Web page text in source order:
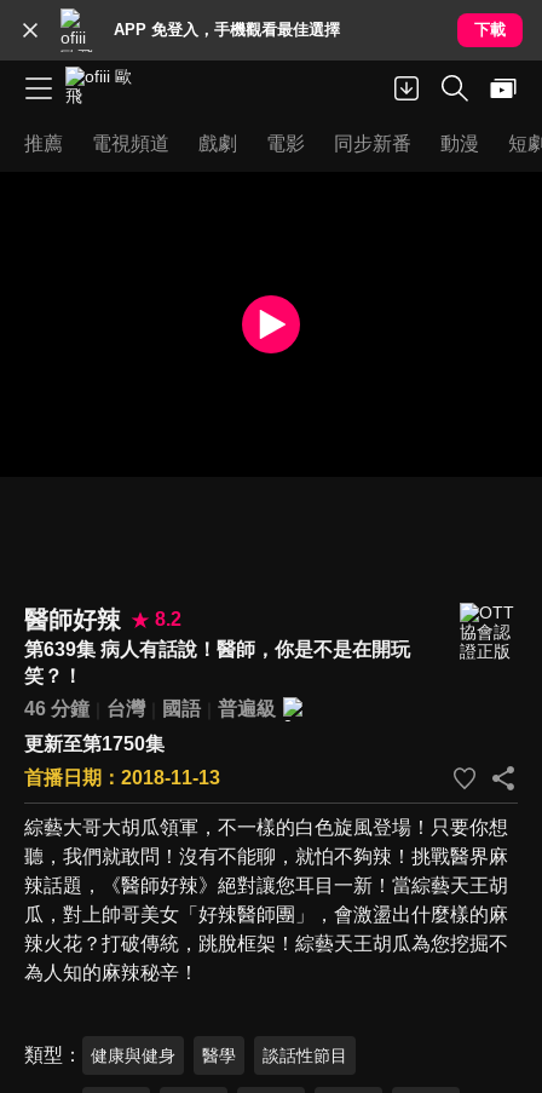
APP 免登入，手機觀看最佳選擇 下載
推薦 電視頻道 戲劇 電影 同步新番 動漫 短
醫師好辣
8.2
第639集 病人有話說！醫師，你是不是在開玩
笑？！
46 分鐘
台灣 國語
普遍級
更新至第1750集
首播日期：2018-11-13
綜藝大哥大胡瓜領軍，不一樣的白色旋風登場！只要你想
聽，我們就敢問！沒有不能聊，就怕不夠辣！挑戰醫界麻
辣話題，《醫師好辣》絕對讓您耳目一新！當綜藝天王胡
瓜，對上帥哥美女「好辣醫師團」，會激盪出什麼樣的麻
辣火花？打破傳統，跳脫框架！綜藝天王胡瓜為您挖掘不
為人知的麻辣秘辛！
類型 健康與健身 醫學 談話性節目